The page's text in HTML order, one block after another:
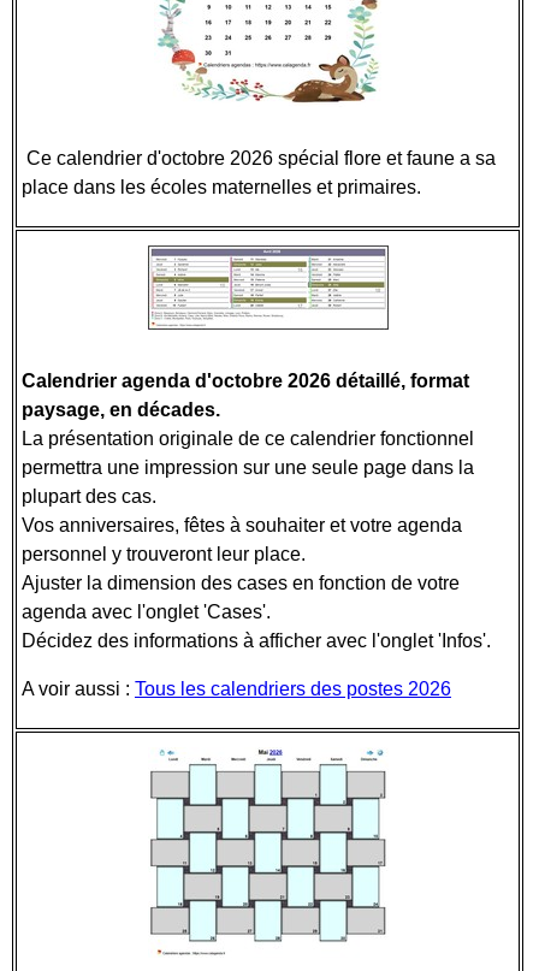
Ce calendrier d'octobre 2026 spécial flore et faune a sa
place dans les écoles maternelles et primaires.
Calendrier agenda d'octobre 2026 détaillé, format
paysage, en décades.
La présentation originale de ce calendrier fonctionnel
permettra une impression sur une seule page dans la
plupart des cas.
Vos anniversaires, fêtes à souhaiter et votre agenda
personnel y trouveront leur place.
Ajuster la dimension des cases en fonction de votre
agenda avec l'onglet 'Cases'.
Décidez des informations à afficher avec l'onglet 'Infos'.
A voir aussi : Tous les calendriers des postes 2026